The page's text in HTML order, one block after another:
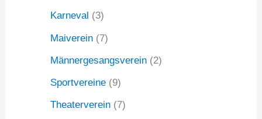
Karneval (3)
Maiverein (7)
Männergesangsverein (2)
Sportvereine (9)
Theaterverein (7)